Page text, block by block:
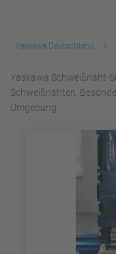
Yaskawa Deutschland
Yaskawa Schweißnaht-
Schweißnähten.
Umgebung.